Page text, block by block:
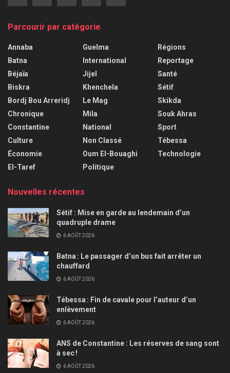
Parcourir par catégorie
Annaba
Batna
Béjaïa
Biskra
Bordj Bou Arreridj
Chronique
Constantine
Culture
Économie
El-Taref
Guelma
International
Jijel
Khenchela
Le Mag
Mila
National
Non Classé
Oum El-Bouaghi
Politique
Régions
Reportage
Santé
Sétif
Skikda
Souk Ahras
Sport
Tébessa
Technologie
Nouvelles récentes
Sétif : Mise en garde au lendemain d’un
quadruple drame
6 AOÛT 2026
Batna : Le passager d’un bus fait arrêter un
chauffard
6 AOÛT 2026
Tébessa : Fin de cavale pour l’auteur d’un
enlèvement
6 AOÛT 2026
ANS de Constantine : Les réserves de sang sont
à sec !
6 AOÛT 2026